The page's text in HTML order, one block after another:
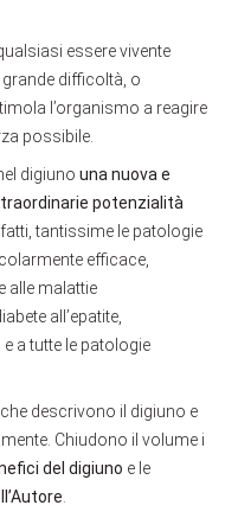
essere vivente
difficoltà, o
l’organismo a reagire
possibile.
digiuno una nuova e
potenzialità
tantissime le patologie
efficace,
alle malattie
all’epatite,
a tutte le patologie
descrivono il digiuno e
Chiudono il volume i
del digiuno e le